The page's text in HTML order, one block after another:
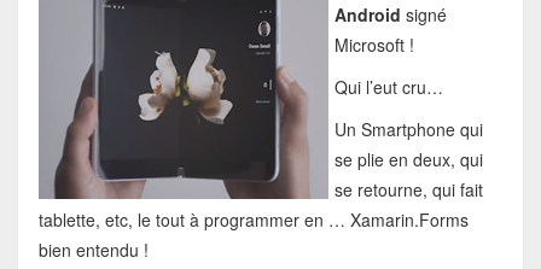
Android signé
Microsoft !
Qui l’eut cru…
Un Smartphone qui
se plie en deux, qui
se retourne, qui fait
tablette, etc, le tout à programmer en … Xamarin.Forms
bien entendu !